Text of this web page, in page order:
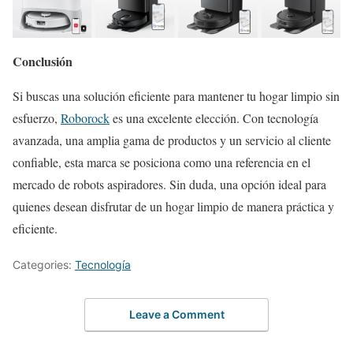
Conclusión
Si buscas una solución eficiente para mantener tu hogar limpio sin
esfuerzo, Roborockes una excelente elección. Con tecnología
avanzada, una amplia gama de productos y un servicio al cliente
confiable, esta marca se posiciona como una referencia en el
mercado de robots aspiradores. Sin duda, una opción ideal para
quienes desean disfrutar de un hogar limpio de manera práctica y
eficiente.
Categories: Tecnología
Leave a Comment